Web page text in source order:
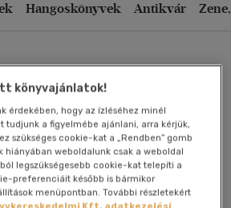
Hangoskönyvek Antikvár
-
dézsában,
(Hasznos
könyvajánlatok!
érdekében, hogy az ízléséhez minél
tudjunk a figyelmébe ajánlani, arra kérjük,
szükséges cookie-kat a „Rendben” gomb
hiányában weboldalunk csak a weboldal
legszükségesebb cookie-kat telepíti a
preferenciáit később is bármikor
menüpontban. További részletekért